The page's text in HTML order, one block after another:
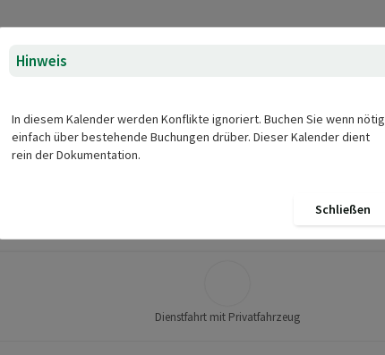
Dienstfahrt mit Privatfahrzeug
Dienstfahrt mit Privatfahrzeug
Hinweis
In diesem Kalender werden Konflikte ignoriert. Buchen Sie wenn nötig
einfach über bestehende Buchungen drüber. Dieser Kalender dient
rein der Dokumentation.
Schließen